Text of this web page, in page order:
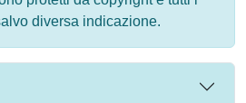
diversa indicazione.